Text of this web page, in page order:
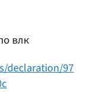
влк
declaration/97